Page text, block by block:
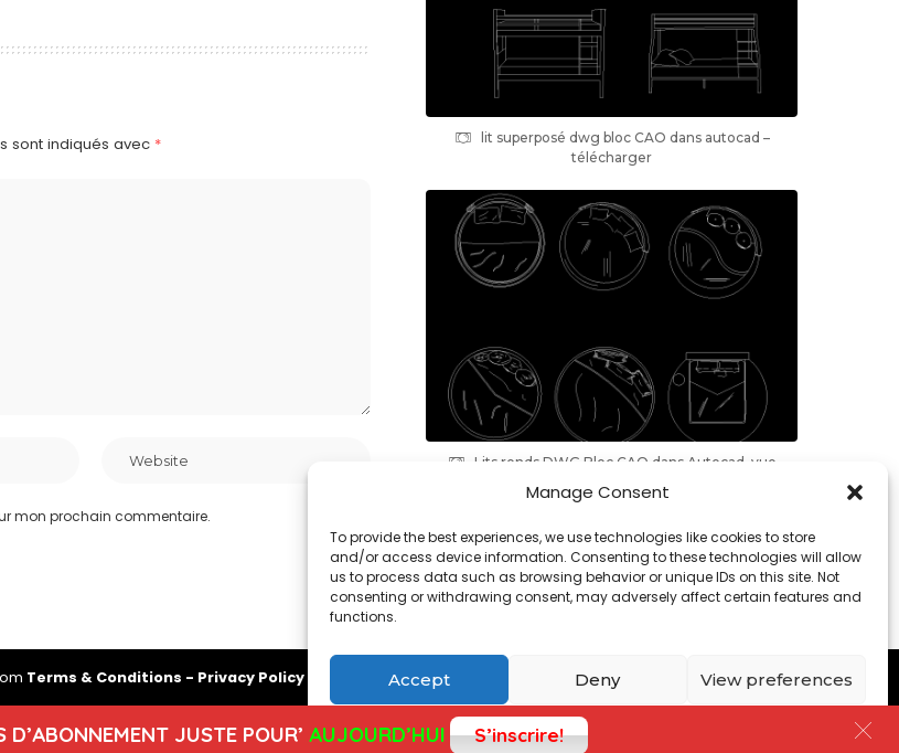
Manage Consent
To provide the best experiences, we use technologies like cookies to store
and/or access device information. Consenting to these technologies will allow
us to process data such as browsing behavior or unique IDs on this site. Not
consenting or withdrawing consent, may adversely affect certain features and
functions.
Accept Deny View preferences
Cookies Privacy Policy
sont indiqués avec *
mon prochain commentaire.
lit superposé dwg bloc CAO dans autocad –
télécharger
Lits ronds DWG Bloc CAO dans Autocad, vue
Terms & Conditions - Privacy Policy- -Contact
D’ABONNEMENT JUSTE POUR’ AUJOURD’HUI S’inscrire!